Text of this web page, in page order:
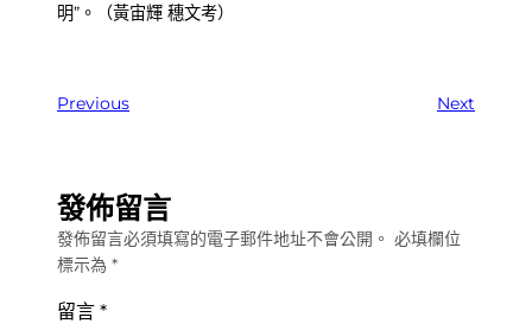
明”。（黃宙輝 穗文考）
Previous Next
發佈留言
發佈留言必須填寫的電子郵件地址不會公開。 必填欄位
標示為 *
留言 *